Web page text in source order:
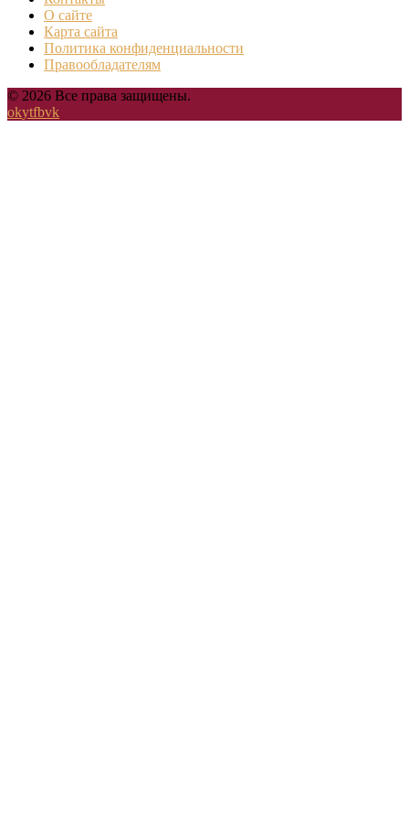
О сайте
Карта сайта
Политика конфиденциальности
Правообладателям
© 2026 Все права защищены.
okytfbvk